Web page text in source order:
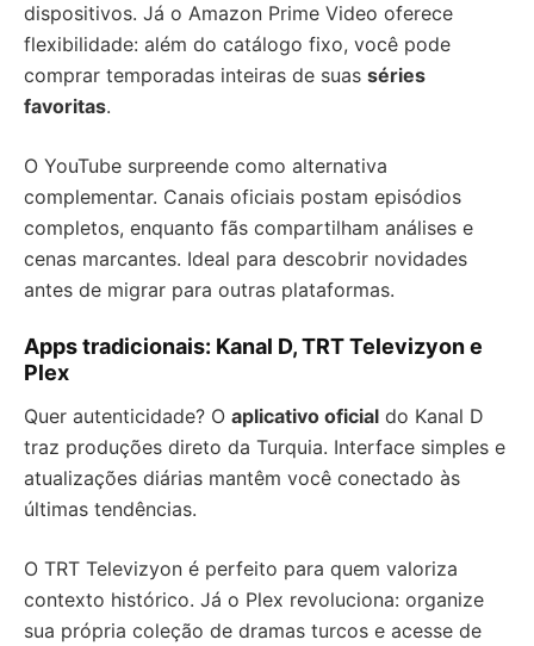
dispositivos. Já o Amazon Prime Video oferece
flexibilidade: além do catálogo fixo, você pode
comprar temporadas inteiras de suas séries
favoritas.
O YouTube surpreende como alternativa
complementar. Canais oficiais postam episódios
completos, enquanto fãs compartilham análises e
cenas marcantes. Ideal para descobrir novidades
antes de migrar para outras plataformas.
Apps tradicionais: Kanal D, TRT Televizyon e
Plex
Quer autenticidade? O aplicativo oficial do Kanal D
traz produções direto da Turquia. Interface simples e
atualizações diárias mantêm você conectado às
últimas tendências.
O TRT Televizyon é perfeito para quem valoriza
contexto histórico. Já o Plex revoluciona: organize
sua própria coleção de dramas turcos e acesse de